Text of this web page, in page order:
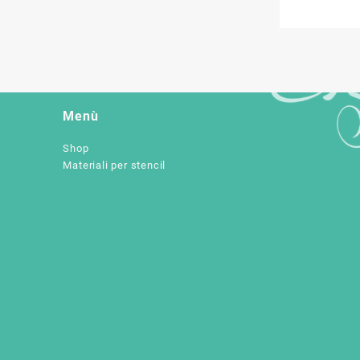
Menù
Shop
Materiali per stencil